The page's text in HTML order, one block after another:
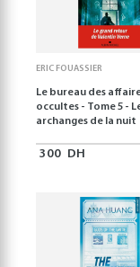
ERIC FOUASSIER
Le bureau des
occultes - Tome 5 -
archanges de la nuit
300 DH